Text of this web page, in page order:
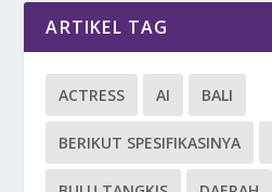
ARTIKEL TAG
ACTRESS AI BALI
BERIKUT SPESIFIKASINYA